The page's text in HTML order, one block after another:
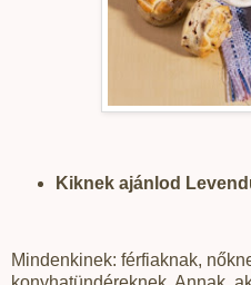
Kiknek ajánlod
Mindenkinek: férfiaknak,